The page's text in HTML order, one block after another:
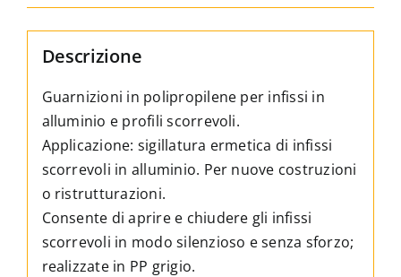
Descrizione
Guarnizioni in polipropilene per infissi in
alluminio e profili scorrevoli.
Applicazione: sigillatura ermetica di infissi
scorrevoli in alluminio. Per nuove costruzioni
o ristrutturazioni.
Consente di aprire e chiudere gli infissi
scorrevoli in modo silenzioso e senza sforzo;
realizzate in PP grigio.